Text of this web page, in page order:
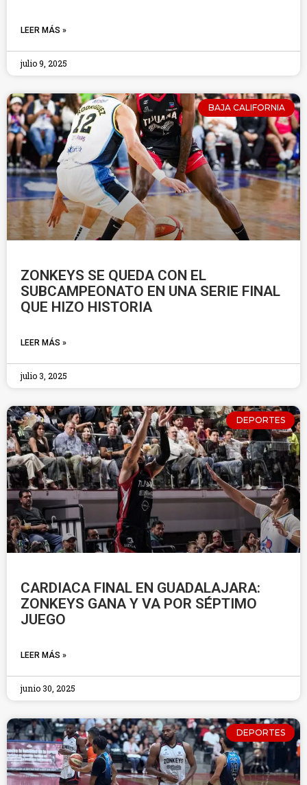
LEER MÁS »
julio 9, 2025
BAJA CALIFORNIA
ZONKEYS SE QUEDA CON EL
SUBCAMPEONATO EN UNA SERIE FINAL
QUE HIZO HISTORIA
LEER MÁS »
julio 3, 2025
DEPORTES
CARDIACA FINAL EN GUADALAJARA:
ZONKEYS GANA Y VA POR SÉPTIMO
JUEGO
LEER MÁS »
junio 30, 2025
DEPORTES